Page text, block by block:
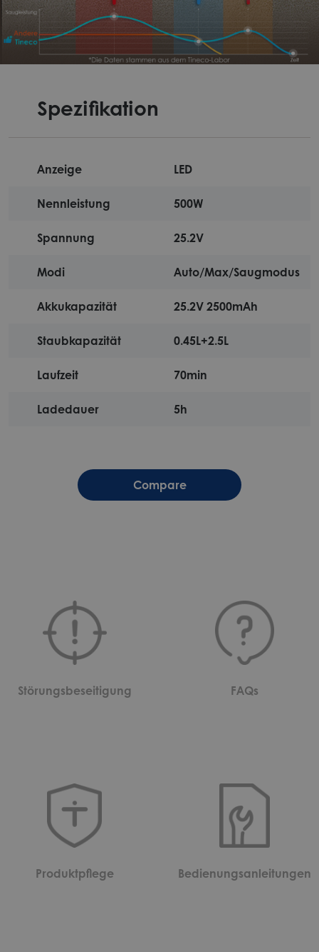
Spezifikation
Anzeige LED
Nennleistung 500W
Spannung 25.2V
Modi Auto/Max/Saugmodus
Akkukapazität 25.2V 2500mAh
Staubkapazität 0.45L+2.5L
Laufzeit 70min
Ladedauer 5h
Compare
Störungsbeseitigung FAQs
Produktpflege Bedienungsanleitungen